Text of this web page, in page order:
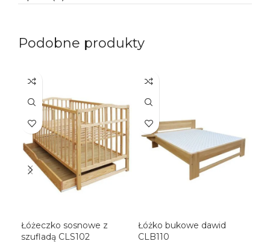
Podobne produkty
Łóżeczko sosnowe z
szufladą CLS102
Łóżko bukowe dawid
CLB110